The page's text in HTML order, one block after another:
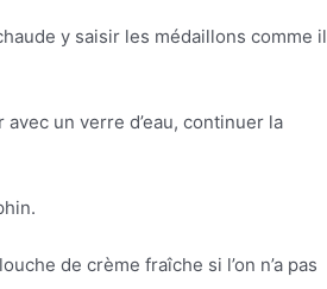
y saisir les médaillons comme il
un verre d’eau, continuer la
de crème fraîche si l’on n’a pas